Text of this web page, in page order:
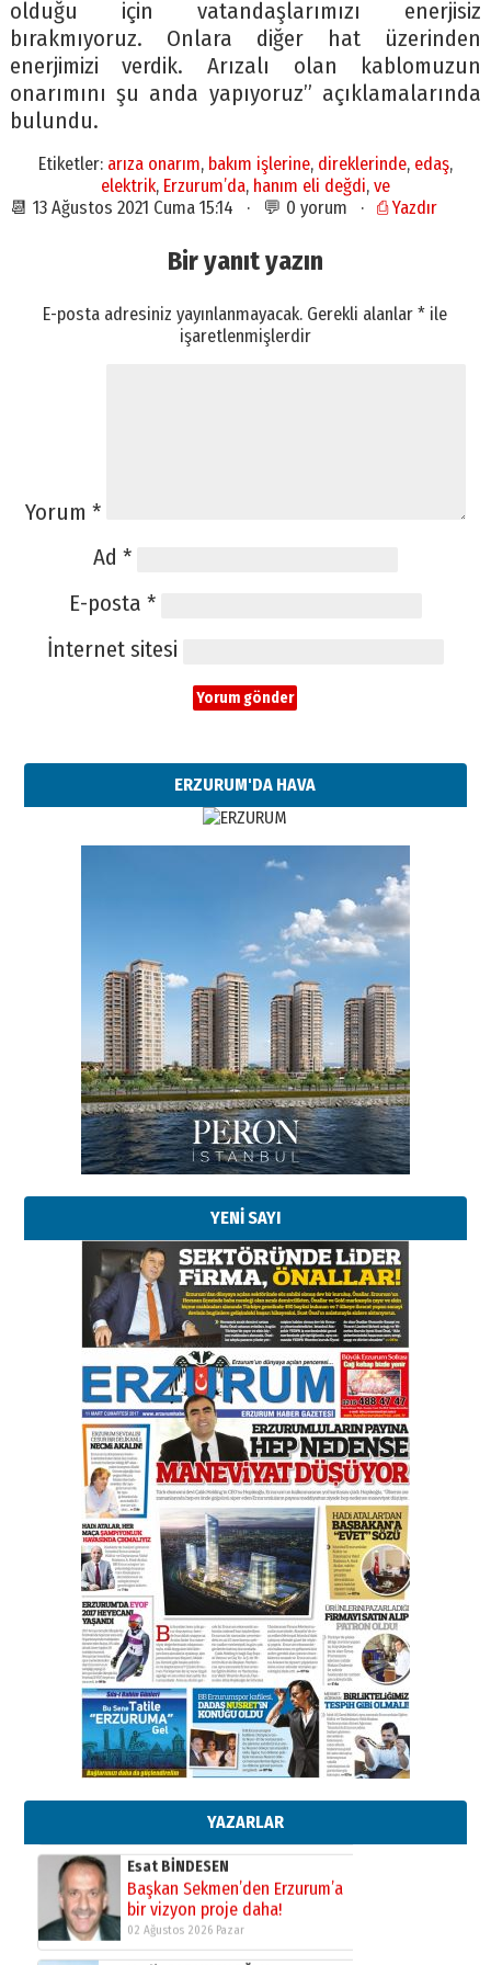
olduğu için vatandaşlarımızı enerjisiz
bırakmıyoruz. Onlara diğer hat üzerinden
enerjimizi verdik. Arızalı olan kablomuzun
onarımını şu anda yapıyoruz” açıklamalarında
bulundu.
Etiketler: arıza onarım, bakım işlerine, direklerinde, edaş,
elektrik, Erzurum’da, hanım eli değdi, ve
📆 13 Ağustos 2021 Cuma 15:14 · 💬 0 yorum · ⎙ Yazdır
Bir yanıt yazın
E-posta adresiniz yayınlanmayacak. Gerekli alanlar* ile
işaretlenmişlerdir
Yorum *
Ad *
E-posta *
İnternet sitesi
ERZURUM'DA HAVA
YENİ SAYI
YAZARLAR
Esat BİNDESEN
Başkan Sekmen’den Erzurum’a
bir vizyon proje daha!
02 Ağustos 2026 Pazar
Kadir SABUNCUOĞLU
Erzurumspor’un köşe taşları
29 Haziran 2026 Pazartesi
Kenan GÜLERCİ
Murat Şahsuvaroğlu ERKON’da
çıtayı yukarı taşırken,
yönetimdekiler aşağı
çekmemeli!
17 Şubat 2026 SalıOrhan BOZKURT
Bir fotoğraf, bir şehir, bir
gazeteci… Dizginler kimin
elinde?
31 Mart 2026 Salı
A. Berhan Yılmaz
BİR BÖLÜM DEĞİL, BİR ÖMÜR
SEÇİYORSUNUZ… “NEDEN
ATATÜRK ÜNİVERSİTESİ?”
28 Temmuz 2026 Salı
Ahmet Gökhan YAZICI
Ahmed Yesevi’den bir Alperen…
”Reisimiz” idi… Hakka yürüdü.!
26 Mart 2026 Perşembe
Cem Bakırcı
Ardında bıraktığı hatıralarıyla
gönül adamı Faruk Terzioğlu!
13 Mayıs 2026 Çarşamba
Esat BİNDESEN
Başkan Sekmen’den Erzurum’a
02 Ağustos 2026 Pazar
Kadir SABUNCUOĞLU
Erzurumspor’un köşe taşları
29 Haziran 2026 Pazartesi